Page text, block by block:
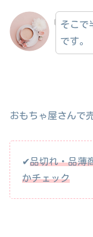
そこで
です。
おもちゃ屋さんで
✔品切れ・品薄
かチェック